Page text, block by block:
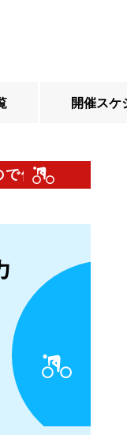
開催スケ
じはいいです」